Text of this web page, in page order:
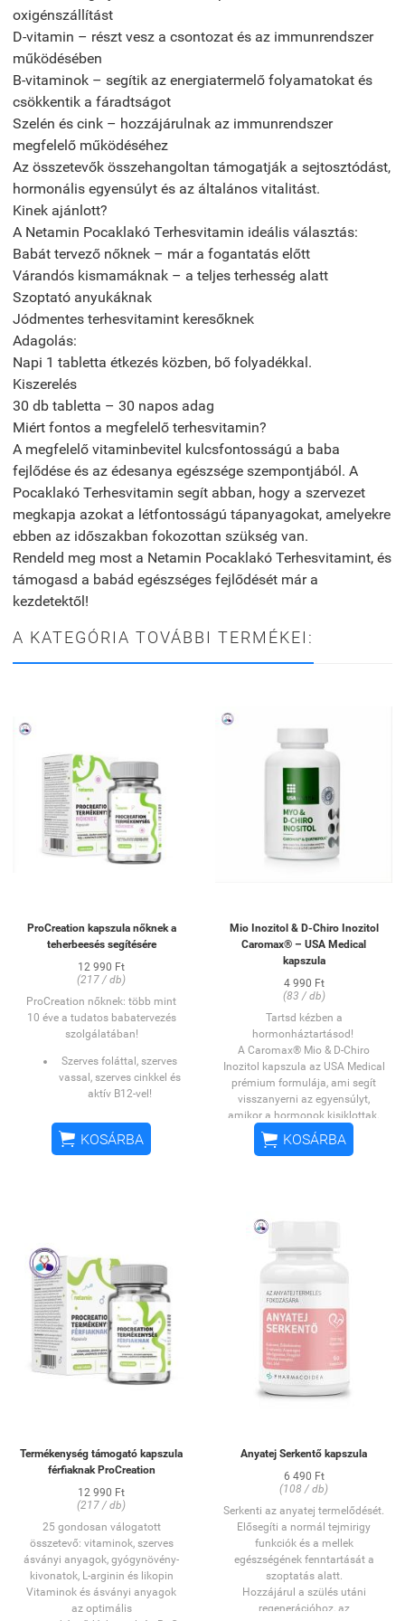
oxigénszállítást
D-vitamin – részt vesz a csontozat és az immunrendszer
működésében
B-vitaminok – segítik az energiatermelő folyamatokat és
csökkentik a fáradtságot
Szelén és cink – hozzájárulnak az immunrendszer
megfelelő működéséhez
Az összetevők összehangoltan támogatják a sejtosztódást,
hormonális egyensúlyt és az általános vitalitást.
Kinek ajánlott?
A Netamin Pocaklakó Terhesvitamin ideális választás:
Babát tervező nőknek – már a fogantatás előtt
Várandós kismamáknak – a teljes terhesség alatt
Szoptató anyukáknak
Jódmentes terhesvitamint keresőknek
Adagolás:
Napi 1 tabletta étkezés közben, bő folyadékkal.
Kiszerelés
30 db tabletta – 30 napos adag
Miért fontos a megfelelő terhesvitamin?
A megfelelő vitaminbevitel kulcsfontosságú a baba
fejlődése és az édesanya egészsége szempontjából. A
Pocaklakó Terhesvitamin segít abban, hogy a szervezet
megkapja azokat a létfontosságú tápanyagokat, amelyekre
ebben az időszakban fokozottan szükség van.
Rendeld meg most a Netamin Pocaklakó Terhesvitamint, és
támogasd a babád egészséges fejlődését már a
kezdetektől!
A KATEGÓRIA TOVÁBBI TERMÉKEI:
ProCreation kapszula nőknek a
teherbeesés segítésére
12 990 Ft
(217 / db)
ProCreation nőknek: több mint
10 éve a tudatos babatervezés
szolgálatában!
Szerves foláttal, szerves
vassal, szerves cinkkel és
aktív B12-vel!
elősegítéséhez
fejlesztve – kiemelten
hormonális zavarok és
anyagok, aminosavak,
női igényekhez igazítva
38 speciális összetevő a
női szaporító rendszer
egészséges működéséért
A hormonális egyensúly,
egészséges peteérés és
termékenység
természetes
Egy hónapra elegendő 60
db kapszula (napi 2
OGYÉI szám: 20881/2018.
 KOSÁRBA
Mio Inozitol & D-Chiro Inozitol
Caromax® – USA Medical
kapszula
4 990 Ft
(83 / db)
Tartsd kézben a
hormonháztartásod!
A Caromax® Mio & D-Chiro
Inozitol kapszula az USA Medical
prémium formulája, ami segít
visszanyerni az egyensúlyt,
amikor a hormonok kisiklottak.
A Mio- és D-Chiro-Inozitol aránya
(40:1) tudományosan igazoltan
Ez nem csak egy vitamin – ez a
hormonháztartásod tuningja!
javítja az inzulinérzékenységet,
és segít, hogy a ciklusod újra a
saját ritmusát járja.
A Caromax® GMO-mentes,
glutén- és laktózmentes, növényi
kapszulában – így tisztán és
biztonságosan segít formába
pörgesd fel a
hormonháztartásod természetes
módon!
 KOSÁRBA
Termékenység támogató kapszula
férfiaknak ProCreation
12 990 Ft
(217 / db)
25 gondosan válogatott
összetevő: vitaminok, szerves
ásványi anyagok, gyógynövény-
kivonatok, L-arginin és likopin
Vitaminok és ásványi anyagok
az optimális
Anyatej Serkentő kapszula
6 490 Ft
(108 / db)
Serkenti az anyatej termelődését.
Elősegíti a normál tejmirigy
funkciók és a mellek
egészségének fenntartását a
szoptatás alatt.
Hozzájárul a szülés utáni
regenerációhoz, az